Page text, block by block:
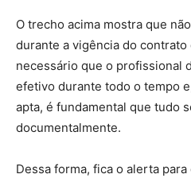
O trecho acima mostra que
durante a vigência do contrato
necessário que o profissional
efetivo durante todo o tempo
apta, é fundamental que tudo
documentalmente.
Dessa forma, fica o alerta